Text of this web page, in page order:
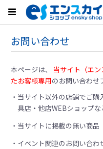
お問い合わせ
本ページは、 当サイト（エ
たお客様専用のお問い合わせ
当サイト以外の店舗でご
具店・他店WEBショップな
当サイトに掲載の無い商品
イベント関連のお問い合わ